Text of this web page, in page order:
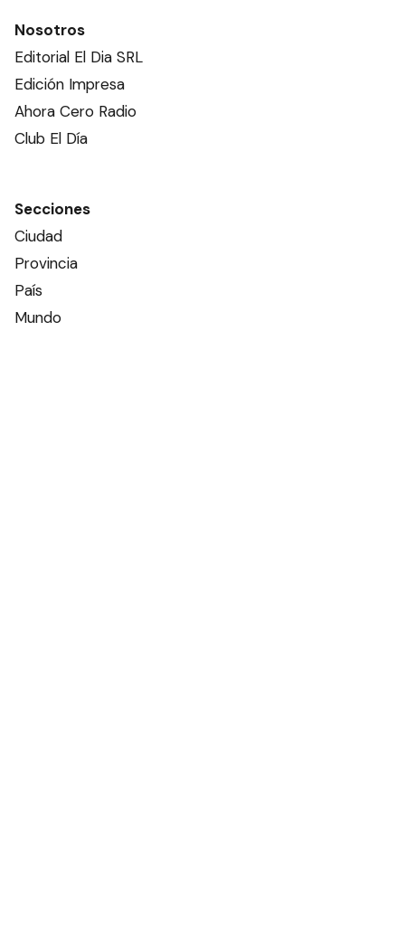
Nosotros
Editorial El Dia SRL
Edición Impresa
Ahora Cero Radio
Club El Día
Secciones
Ciudad
Provincia
País
Mundo